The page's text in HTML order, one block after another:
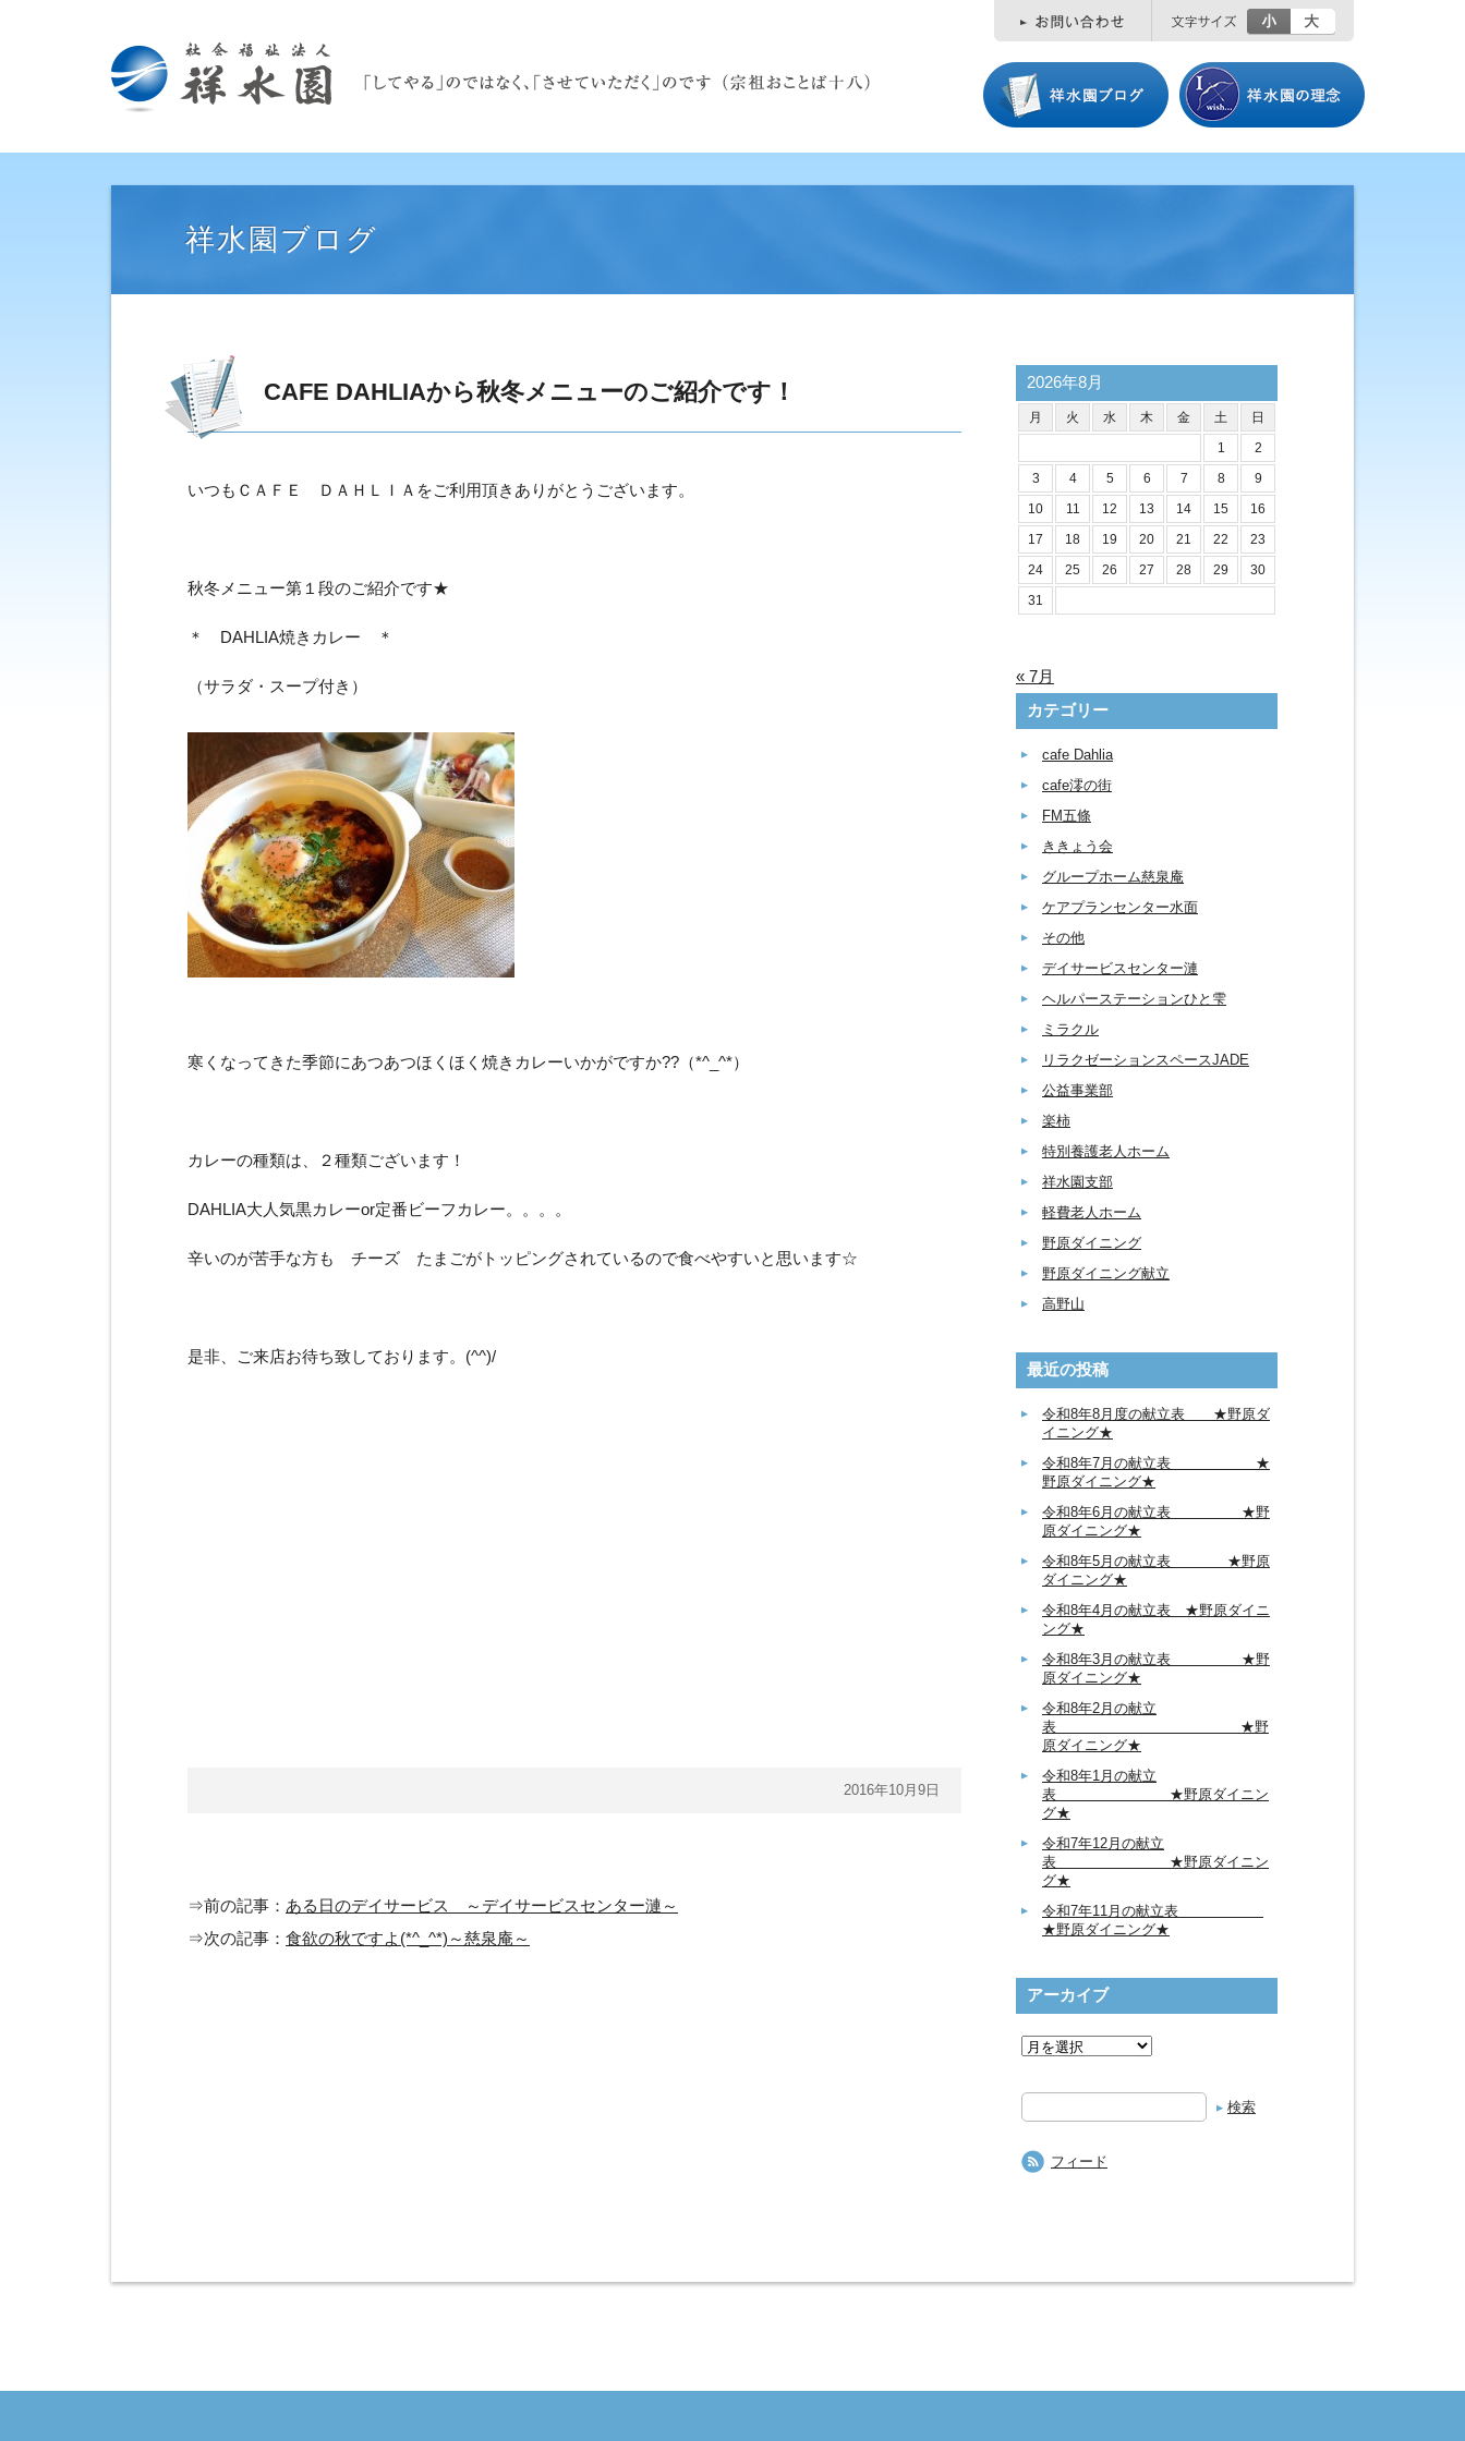
小
祥水園ブログ
CAFE DAHLIAから秋冬メニューのご紹介です！
いつもＣＡＦＥ ＤＡＨＬＩＡをご利用頂きありがとうございます。
秋冬メニュー第１段のご紹介です★
＊ DAHLIA焼きカレー ＊
（サラダ・スープ付き）
寒くなってきた季節にあつあつほくほく焼きカレーいかがですか??（*^_^*）
カレーの種類は、２種類ございます！
DAHLIA大人気黒カレーor定番ビーフカレー。。。。
辛いのが苦手な方も チーズ たまごがトッピングされているので食べやすいと思います☆
是非、ご来店お待ち致しております。(^^)/
2016年10月9日
⇒前の記事： ある日のデイサービス ～デイサービスセンター漣～
⇒次の記事： 食欲の秋ですよ(*^_^*)～慈泉庵～
2026年8月
月 火 水 木 金 土
日
1
2
3
4 5 6 7 8
9
10
11 12 13 14 15
16
17
18 19 20 21 22
23
24
25 26 27 28 29
30
31
« 7月
カテゴリー
cafe Dahlia
cafe澪の街
FM五條
ききょう会
グループホーム慈泉庵
ケアプランセンター水面
その他
デイサービスセンター漣
ヘルパーステーションひと雫
ミラクル
リラクゼーションスペースJADE
公益事業部
楽柿
特別養護老人ホーム
祥水園支部
軽費老人ホーム
野原ダイニング
野原ダイニング献立
高野山
最近の投稿
令和8年8月度の献立表 ★野原ダ
イニング★
令和8年7月の献立表 ★
野原ダイニング★
令和8年6月の献立表 ★野
原ダイニング★
令和8年5月の献立表 ★野原
ダイニング★
令和8年4月の献立表 ★野原ダイニ
ング★
令和8年3月の献立表 ★野
原ダイニング★
令和8年2月の献立
表 ★野
原ダイニング★
令和8年1月の献立
表 ★野原ダイニン
グ★
令和7年12月の献立
表 ★野原ダイニン
グ★
令和7年11月の献立表
★野原ダイニング★
アーカイブ
索
フィード